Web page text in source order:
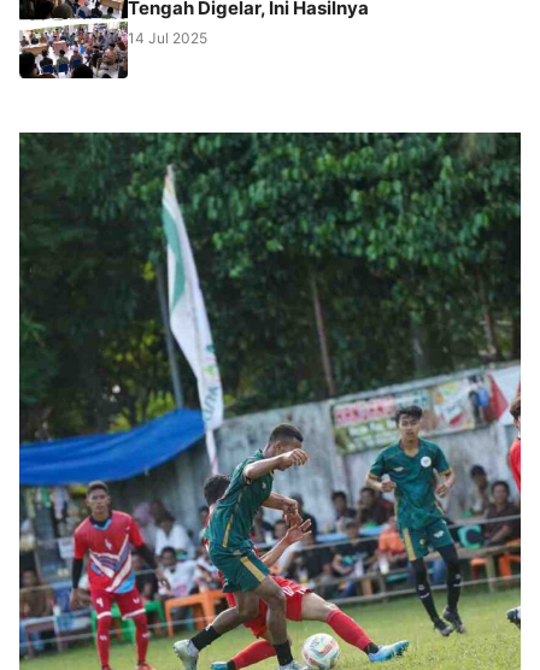
Tengah Digelar, Ini Hasilnya
14 Jul 2025